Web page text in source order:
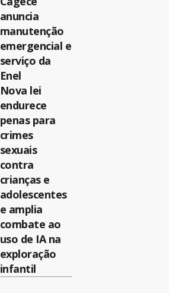
anuncia
manutenção
emergencial e
serviço da
Enel
Nova lei
endurece
penas para
crimes
sexuais
contra
crianças e
adolescentes
e amplia
combate ao
uso de IA na
exploração
infantil